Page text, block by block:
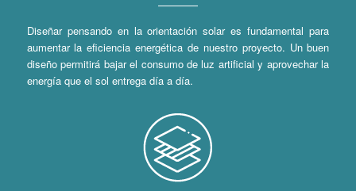
Diseñar pensando en la orientación solar es fundamental para
aumentar la eficiencia energética de nuestro proyecto. Un buen
diseño permitirá bajar el consumo de luz artificial y aprovechar la
energía que el sol entrega día a día.